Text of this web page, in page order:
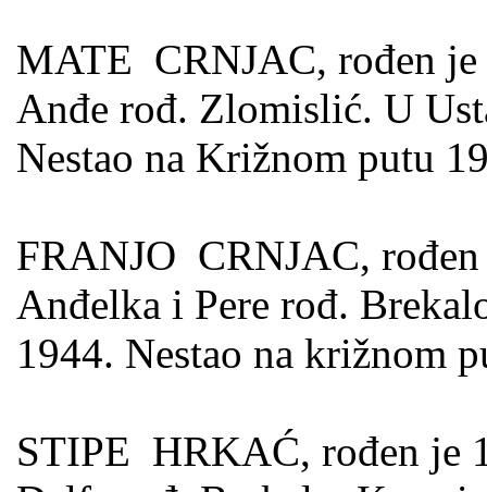
MATE CRNJAC, rođen
Anđe rođ. Zlomislić. U
Nestao na Križnom putu
FRANJO CRNJAC,
Anđelka i Pere rođ.
1944. Nestao na križnom
STIPE HRKAĆ, rođen je